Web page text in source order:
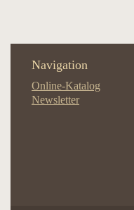
Navigation
Online-Katalog
Newsletter